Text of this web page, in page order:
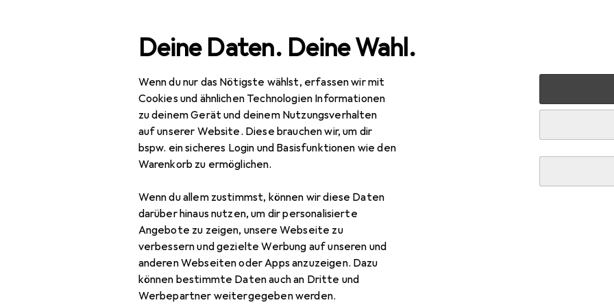
Deine Daten. Deine Wahl.
Wenn du nur das Nötigste wählst, erfassen wir mit
Cookies und ähnlichen Technologien Informationen
zu deinem Gerät und deinem Nutzungsverhalten
auf unserer Website. Diese brauchen wir, um dir
bspw. ein sicheres Login und Basisfunktionen wie den
Warenkorb zu ermöglichen.
Wenn du allem zustimmst, können wir diese Daten
darüber hinaus nutzen, um dir personalisierte
Angebote zu zeigen, unsere Webseite zu
verbessern und gezielte Werbung auf unseren und
anderen Webseiten oder Apps anzuzeigen. Dazu
können bestimmte Daten auch an Dritte und
Werbepartner weitergegeben werden.
Navigation nach Kategorien Gesamtsortiment Büro + Schreibwaren